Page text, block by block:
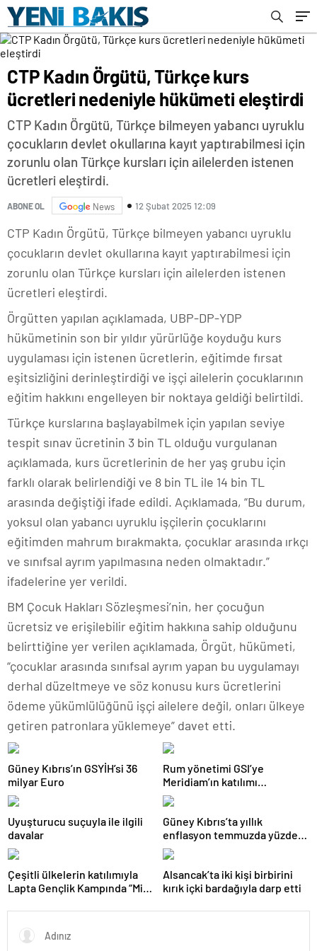
CTP Kadın Örgütü, Türkçe kurs
ücretleri nedeniyle hükümeti eleştirdi
CTP Kadın Örgütü, Türkçe bilmeyen yabancı uyruklu
çocukların devlet okullarına kayıt yaptırabilmesi için
zorunlu olan Türkçe kursları için ailelerden istenen
ücretleri eleştirdi.
ABONE OL News 12 Şubat 2025 12:09
CTP Kadın Örgütü, Türkçe bilmeyen yabancı uyruklu
çocukların devlet okullarına kayıt yaptırabilmesi için
zorunlu olan Türkçe kursları için ailelerden istenen
ücretleri eleştirdi.
Örgütten yapılan açıklamada, UBP-DP-YDP
hükümetinin son bir yıldır yürürlüğe koyduğu kurs
uygulaması için istenen ücretlerin, eğitimde fırsat
eşitsizliğini derinleştirdiği ve işçi ailelerin çocuklarının
eğitim hakkını engelleyen bir noktaya geldiği belirtildi.
Türkçe kurslarına başlayabilmek için yapılan seviye
tespit sınav ücretinin 3 bin TL olduğu vurgulanan
açıklamada, kurs ücretlerinin de her yaş grubu için
farklı olarak belirlendiği ve 8 bin TL ile 14 bin TL
arasında değiştiği ifade edildi. Açıklamada, “Bu durum,
yoksul olan yabancı uyruklu işçilerin çocuklarını
eğitimden mahrum bırakmakta, çocuklar arasında ırkçı
ve sınıfsal ayrım yapılmasına neden olmaktadır.”
ifadelerine yer verildi.
BM Çocuk Hakları Sözleşmesi’nin, her çocuğun
ücretsiz ve erişilebilir eğitim hakkına sahip olduğunu
belirttiğine yer verilen açıklamada, Örgüt, hükümeti,
“çocuklar arasında sınıfsal ayrım yapan bu uygulamayı
derhal düzeltmeye ve söz konusu kurs ücretlerini
ödeme yükümlülüğünü işçi ailelere değil, onları ülkeye
getiren patronlara yüklemeye” davet etti.
Güney Kıbrıs’ın GSYİH’si 36
milyar Euro
Rum yönetimi GSI’ye
Meridiam’ın katılımı
anlaşmasının dışında ve
seyirci kaldı
Uyuşturucu suçuyla ile ilgili
davalar
Güney Kıbrıs’ta yıllık
enflasyon temmuzda yüzde
2,9 oldu
Çeşitli ülkelerin katılımıyla
Lapta Gençlik Kampında “Milli
gerçekleştiriliyor
Alsancak’ta iki kişi birbirini
kırık içki bardağıyla darp etti